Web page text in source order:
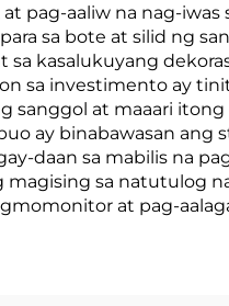
pag-aaliw na nag-iwas
sa bote at silid ng
kasalukuyang
sa investimento ay
sanggol at maaari
ay binabawasan ang
daan sa mabilis na
sa natutulog
at pag-